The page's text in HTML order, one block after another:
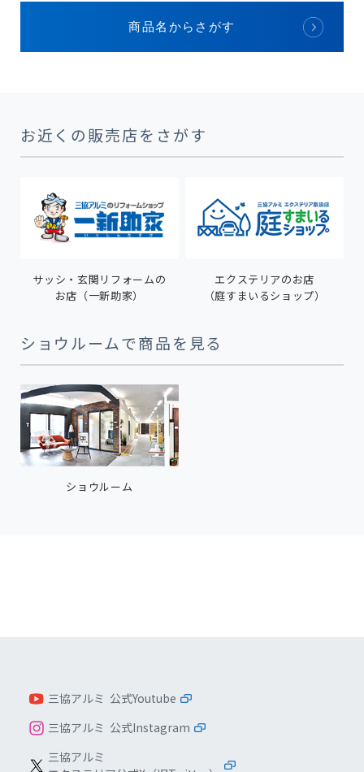
商品名からさがす
お近くの販売店をさがす
サッシ・玄関リフォームの
お店（一新助家）
エクステリアのお店
（庭すまいるショップ）
ショウルームで商品を見る
ショウルーム
三協アルミ 公式Youtube
三協アルミ 公式Instagram
三協アルミ